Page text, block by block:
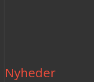
Nyheder